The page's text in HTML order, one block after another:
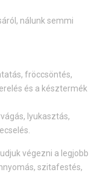
nálunk semmi
fröccsöntés,
és a késztermék
lyukasztás,
végezni a legjobb
szitafestés,